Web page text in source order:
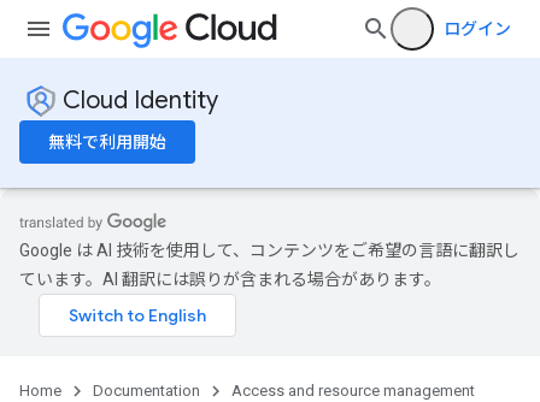
ログイン
Cloud Identity
無料で利用開始
Google は AI 技術を使用して、コンテンツをご希望の言語に翻訳し
ています。AI 翻訳には誤りが含まれる場合があります。
Home Documentation
Access and resource management